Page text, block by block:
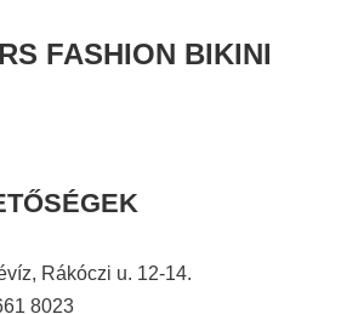
FASHION BIKINI
Rákóczi u. 12-14.
8023